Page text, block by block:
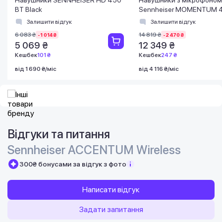
BT Black
Залишити відгук
6 083 ₴ -1 014 ₴
5 069 ₴
Кешбек101 ₴
від 1 690 ₴/міс
Sennheiser MOMENTUM
Wireless Black (509266)
Залишити відгук
14 819 ₴ -2 470 ₴
12 349 ₴
Кешбек247 ₴
від 4 116 ₴/міс
Відгуки та питання
Sennheiser ACCENTUM Wireless
300₴ бонусами за відгук з фото
Написати відгук
Задати запитання